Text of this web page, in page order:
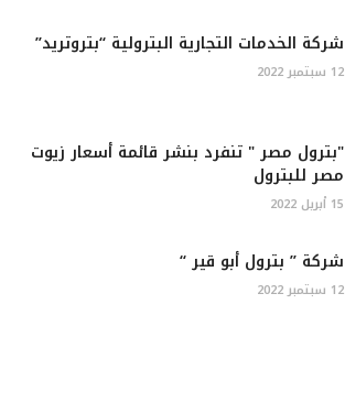
شركة الخدمات التجارية البترولية “بتروتريد”
12 سبتمبر 2022
"بترول مصر " تنفرد بنشر قائمة أسعار زيوت
مصر للبترول
15 أبريل 2022
شركة ” بترول أبو قير “
12 سبتمبر 2022